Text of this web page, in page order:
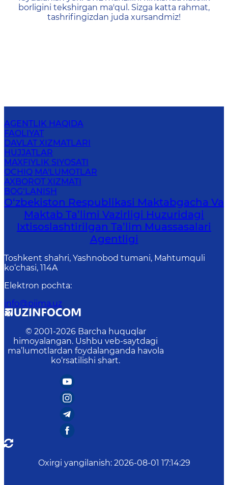
borligini tekshirgan ma'qul. Sizga katta rahmat,
tashrifingizdan juda xursandmiz!
AGENTLIK HAQIDA
FAOLIYAT
DAVLAT XIZMATLARI
HUJJATLAR
MAXFIYLIK SIYOSATI
OCHIQ MA'LUMOTLAR
AXBOROT XIZMATI
BOG‘LANISH
O‘zbekiston Respublikasi Maktabgacha Va
Maktab Ta’limi Vazirligi Huzuridagi
Ixtisoslashtirilgan Ta’lim Muassasalari
Agentligi
Toshkent shahri, Yashnobod tumani, Mahtumquli
ko‘chasi, 114A
Elektron pochta:
info@piima.uz
© 2001-2026 Barcha huquqlar
himoyalangan. Ushbu veb-saytdagi
ma’lumotlardan foydalanganda havola
ko‘rsatilishi shart.
Oxirgi yangilanish: 2026-08-01 17:14:29